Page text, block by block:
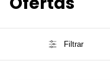
Filtrar